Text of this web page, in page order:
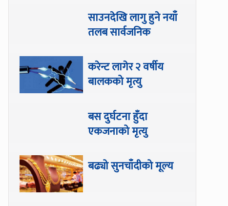
साउनदेखि लागु हुने नयाँ
तलब सार्वजनिक
करेन्ट लागेर २ वर्षीय
बालकको मृत्यु
बस दुर्घटना हुँदा
एकजनाको मृत्यु
बढ्यो सुनचाँदीको मूल्य